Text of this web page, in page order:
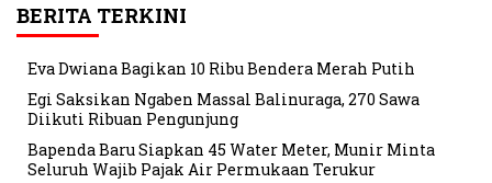
BERITA TERKINI
Eva Dwiana Bagikan 10 Ribu Bendera Merah Putih
Egi Saksikan Ngaben Massal Balinuraga, 270 Sawa
Diikuti Ribuan Pengunjung
Bapenda Baru Siapkan 45 Water Meter, Munir Minta
Seluruh Wajib Pajak Air Permukaan Terukur